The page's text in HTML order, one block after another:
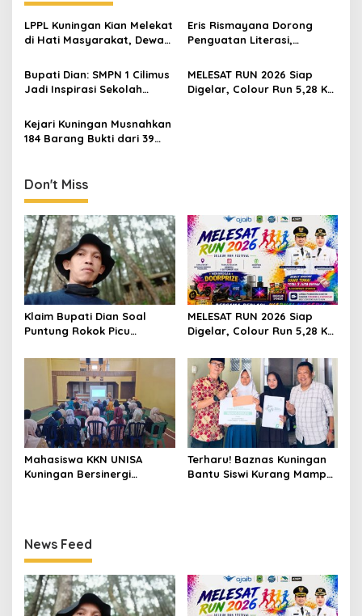
LPPL Kuningan Kian Melekat
di Hati Masyarakat, Dewas
Digital
Eris Rismayana Dorong
Penguatan Literasi,
KKN UIN Sunan Kalijaga di
Sagaranten
Bupati Dian: SMPN 1 Cilimus
Jadi Inspirasi Sekolah
Momentum Cetak Generasi
Emas
MELESAT RUN 2026 Siap
Digelar, Colour Run 5,28 Km
Kejari Kuningan Musnahkan
184 Barang Bukti dari 39
Digunakan Lagi
Don't Miss
Klaim Bupati Dian Soal
Puntung Rokok Picu
Jabar Hejo, Sebut Tak
Sesuai Kajian Ilmiah
MELESAT RUN 2026 Siap
Digelar, Colour Run 5,28 Km
dan Promosi Kuningan
Mahasiswa KKN UNISA
Kuningan Bersinergi
Terharu! Baznas Kuningan
Bantu Siswi Kurang Mampu
News Feed